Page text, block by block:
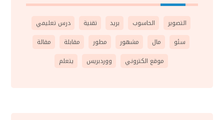
التصوير الحاسوب بريد تقنية
درس تعليمي
سئو
مال مشهور مطور مقابلة
مقالة
موقع الكتروني
ووردبريس يتعلم